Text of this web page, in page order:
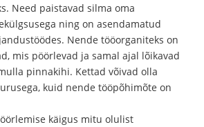
Need paistavad silma oma
ning on asendamatud
Nende tööorganiteks on
mis pöörlevad ja samal ajal lõikavad
pinnakihi. Kettad võivad olla
kuid nende tööpõhimõte on
käigus mitu olulist